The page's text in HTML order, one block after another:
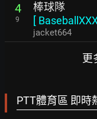
4
9
棒球隊
[
jacket664
更
PTT體育區 即時